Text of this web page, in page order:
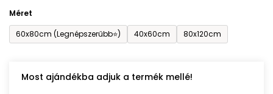
Méret
60x80cm (Legnépszerűbb⭐)
40x60cm 80x120cm
Most ajándékba adjuk a termék mellé!